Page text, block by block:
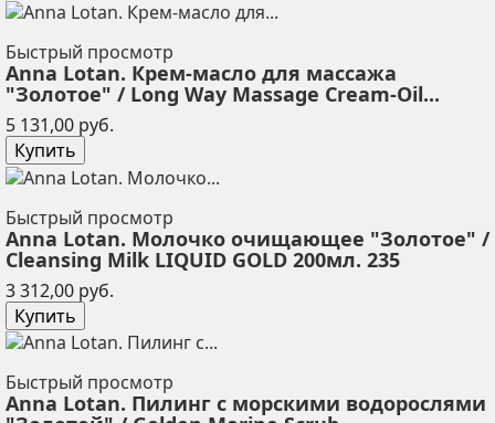
Быстрый просмотр
Anna Lotan. Крем-масло для массажа
"Золотое" / Long Way Massage Cream-Oil...
5 131,00 руб.
Купить
Быстрый просмотр
Anna Lotan. Молочко очищающее "Золотое" /
Cleansing Milk LIQUID GOLD 200мл. 235
3 312,00 руб.
Купить
Быстрый просмотр
Anna Lotan. Пилинг с морскими водорослями